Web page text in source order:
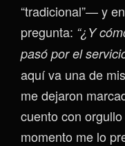
“tradicional”— y
pregunta: “¿Y
pasó por el
aquí va una de
me dejaron
cuento con
momento me lo